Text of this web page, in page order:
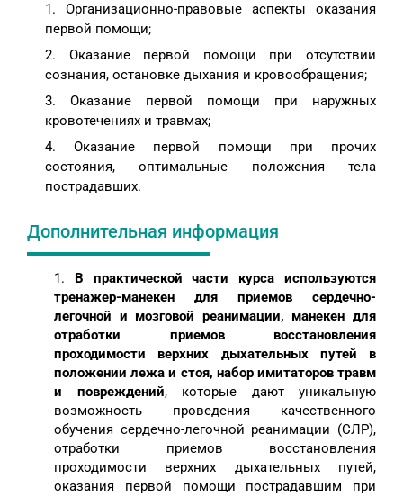
Организационно-правовые аспекты оказания
первой помощи;
Оказание первой помощи при отсутствии
сознания, остановке дыхания и кровообращения;
Оказание первой помощи при наружных
кровотечениях и травмах;
Оказание первой помощи при прочих
состояния, оптимальные положения тела
пострадавших.
Дополнительная информация
1. В практической части курса используются
тренажер-манекен для приемов сердечно-
легочной и мозговой реанимации, манекен для
отработки приемов восстановления
проходимости верхних дыхательных путей в
положении лежа и стоя, набор имитаторов травм
и повреждений, которые дают уникальную
возможность проведения качественного
обучения сердечно-легочной реанимации (СЛР),
отработки приемов восстановления
проходимости верхних дыхательных путей,
оказания первой помощи пострадавшим при